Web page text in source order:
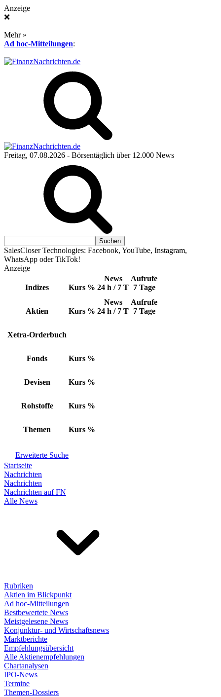
Anzeige
❌
Mehr »
Ad hoc-Mitteilungen:
Freitag, 07.08.2026 - Börsentäglich über 12.000 News
SalesCloser Technologies: Facebook, YouTube, Instagram,
WhatsApp oder TikTok!
Anzeige
Indizes Kurs %
News
24 h / 7 T
Aufrufe
7 Tage
Aktien Kurs %
News
24 h / 7 T
Aufrufe
7 Tage
Xetra-Orderbuch
Fonds Kurs %
Devisen Kurs %
Rohstoffe Kurs %
Themen Kurs %
Erweiterte Suche
Startseite
Nachrichten
Nachrichten
Nachrichten auf FN
Alle News
Rubriken
Aktien im Blickpunkt
Ad hoc-Mitteilungen
Bestbewertete News
Meistgelesene News
Konjunktur- und Wirtschaftsnews
Marktberichte
Empfehlungsübersicht
Alle Aktienempfehlungen
Chartanalysen
IPO-News
Termine
Themen-Dossiers